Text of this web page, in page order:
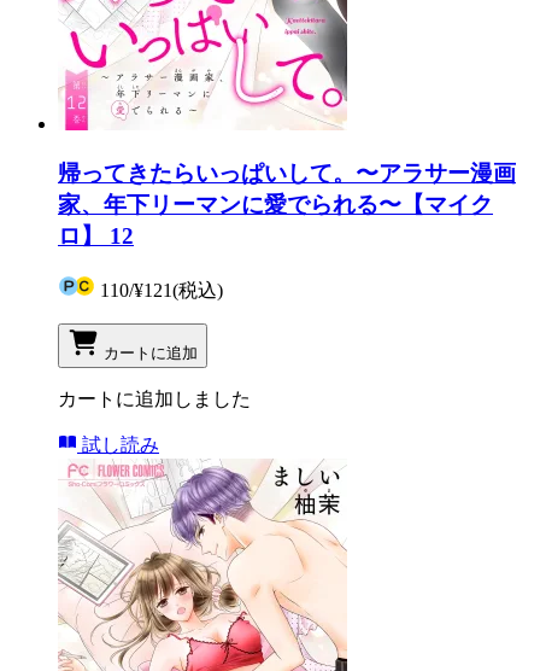
帰ってきたらいっぱいして。〜アラサー漫画
家、年下リーマンに愛でられる〜【マイク
ロ】 12
110/¥121(税込)
カートに追加
カートに追加しました
試し読み